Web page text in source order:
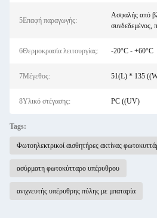
5Επαφή παραγωγής:
Ασφαλής από
συνδεδεμένος,
6Θερμοκρασία λειτουργίας: -20°C - +60°C
7Μέγεθος: 51(L) * 135
8Υλικό στέγασης: PC ((UV)
Tags:
Φωτοηλεκτρικοί αισθητήρες ακτίνας
ασύρματη φωτοκύτταρο υπέρυθρου
ανιχνευτής υπέρυθρης πύλης με μπαταρία